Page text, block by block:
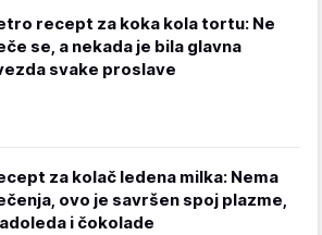
recept za koka kola tortu: Ne
se, a nekada je bila glavna
svake proslave
za kolač ledena milka: Nema
ovo je savršen spoj plazme,
i čokolade